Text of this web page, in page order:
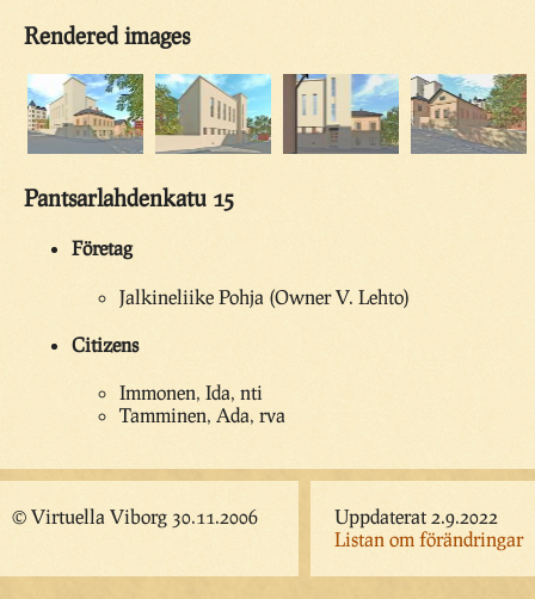
Rendered images
Pantsarlahdenkatu 15
Företag
Jalkineliike Pohja (Owner V. Lehto)
Citizens
Immonen, Ida, nti
Tamminen, Ada, rva
© Virtuella Viborg 30.11.2006
Uppdaterat 2.9.2022
Listan om förändringar